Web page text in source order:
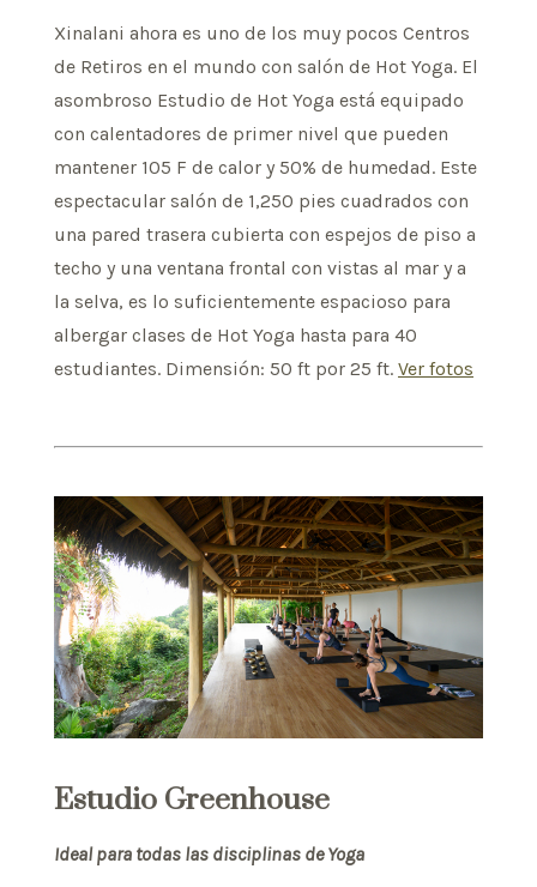
Xinalani ahora es uno de los muy pocos Centros
de Retiros en el mundo con salón de Hot Yoga. El
asombroso Estudio de Hot Yoga está equipado
con calentadores de primer nivel que pueden
mantener 105 F de calor y 50% de humedad. Este
espectacular salón de 1,250 pies cuadrados con
una pared trasera cubierta con espejos de piso a
techo y una ventana frontal con vistas al mar y a
la selva, es lo suficientemente espacioso para
albergar clases de Hot Yoga hasta para 40
estudiantes. Dimensión: 50 ft por 25 ft. Ver fotos
Estudio Greenhouse
Ideal para todas las disciplinas de Yoga